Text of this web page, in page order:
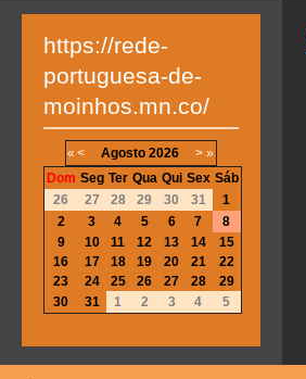
https://rede-
portuguesa-de-
moinhos.mn.co/
« < Agosto 2026 > »
Dom Seg Ter Qua Qui Sex Sáb
26
27 28 29 30 31
1
2
3 4 5 6 7
8
9
10 11 12 13 14
15
16
17 18 19 20 21
22
23
24 25 26 27 28
29
30
31 1 2 3 4 5